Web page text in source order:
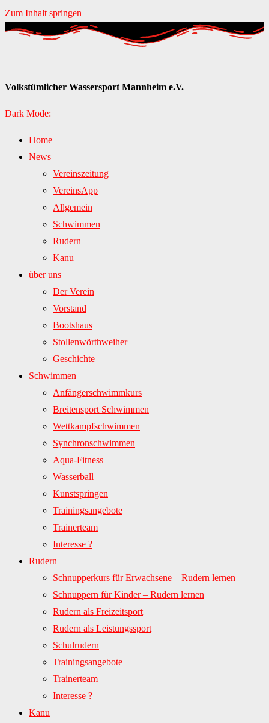
Zum Inhalt springen
Volkstümlicher Wassersport Mannheim e.V.
Dark Mode:
Home
News
Vereinszeitung
VereinsApp
Allgemein
Schwimmen
Rudern
Kanu
über uns
Der Verein
Vorstand
Bootshaus
Stollenwörthweiher
Geschichte
Schwimmen
Anfängerschwimmkurs
Breitensport Schwimmen
Wettkampfschwimmen
Synchronschwimmen
Aqua-Fitness
Wasserball
Kunstspringen
Trainingsangebote
Trainerteam
Interesse ?
Rudern
Schnupperkurs für Erwachsene – Rudern lernen
Schnuppern für Kinder – Rudern lernen
Rudern als Freizeitsport
Rudern als Leistungssport
Schulrudern
Trainingsangebote
Trainerteam
Interesse ?
Kanu